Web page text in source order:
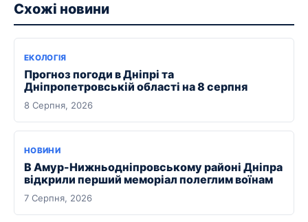
Схожі новини
ЕКОЛОГІЯ
Прогноз погоди в Дніпрі та
Дніпропетровській області на 8 серпня
8 Серпня, 2026
НОВИНИ
В Амур-Нижньодніпровському районі Дніпра
відкрили перший меморіал полеглим воїнам
7 Серпня, 2026